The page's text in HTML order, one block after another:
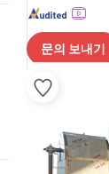
문의 보내기